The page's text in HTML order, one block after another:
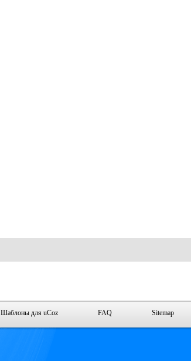
Шаблоны для uCoz FAQ Sitemap